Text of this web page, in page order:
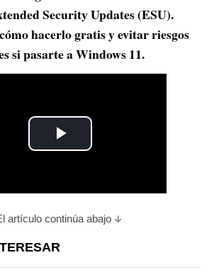
Security Updates (ESU).
hacerlo gratis y evitar riesgos
si pasarte a Windows 11.
P
a
artículo continúa abajo